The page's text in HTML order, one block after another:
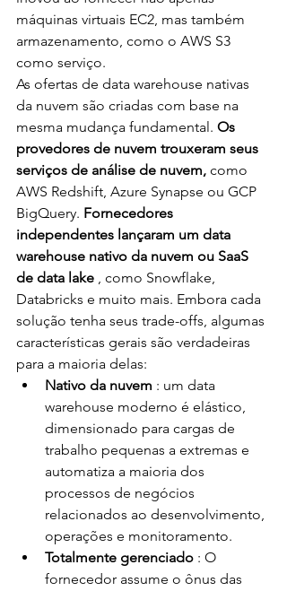
máquinas virtuais EC2, mas também
armazenamento, como o AWS S3
como serviço.
As ofertas de data warehouse nativas
da nuvem são criadas com base na
mesma mudança fundamental. Os
provedores de nuvem trouxeram seus
serviços de análise de nuvem, como
AWS Redshift, Azure Synapse ou GCP
BigQuery. Fornecedores
independentes lançaram um data
warehouse nativo da nuvem ou SaaS
de data lake , como Snowflake,
Databricks e muito mais. Embora cada
solução tenha seus trade-offs, algumas
características gerais são verdadeiras
para a maioria delas:
Nativo da nuvem : um data
warehouse moderno é elástico,
dimensionado para cargas de
trabalho pequenas a extremas e
automatiza a maioria dos
processos de negócios
relacionados ao desenvolvimento,
operações e monitoramento.
Totalmente gerenciado : O
fornecedor assume o ônus das